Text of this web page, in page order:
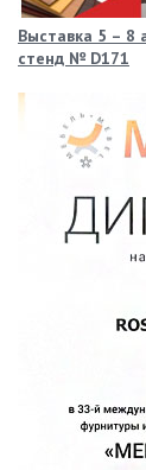
Выставка 5 – 8
стенд № D171